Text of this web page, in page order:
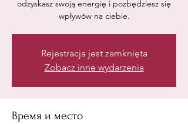
odzyskasz swoją energię i pozbędziesz się
wpływów na ciebie.
Rejestracja jest zamknięta
Zobacz inne wydarzenia
Время и место